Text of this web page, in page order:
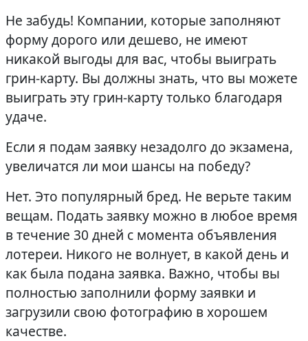
Не забудь! Компании, которые заполняют
форму дорого или дешево, не имеют
никакой выгоды для вас, чтобы выиграть
грин-карту. Вы должны знать, что вы можете
выиграть эту грин-карту только благодаря
удаче.
Если я подам заявку незадолго до экзамена,
увеличатся ли мои шансы на победу?
Нет. Это популярный бред. Не верьте таким
вещам. Подать заявку можно в любое время
в течение 30 дней с момента объявления
лотереи. Никого не волнует, в какой день и
как была подана заявка. Важно, чтобы вы
полностью заполнили форму заявки и
загрузили свою фотографию в хорошем
качестве.